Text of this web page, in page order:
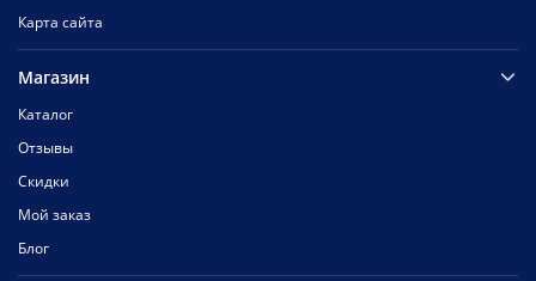
Карта сайта
Магазин
Каталог
Отзывы
Скидки
Мой заказ
Блог